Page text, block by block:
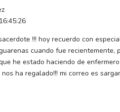
!!! hoy recuerdo con
cuando fue recientemente,
he estado haciendo de
ha regalado!!! mi correo es